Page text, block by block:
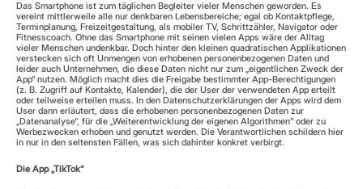
Das Smartphone ist zum täglichen Begleiter vieler Menschen geworden. Es
vereint mittlerweile alle nur denkbaren Lebensbereiche; egal ob Kontaktpflege,
Terminplanung, Freizeitgestaltung, als mobiler TV, Schrittzähler, Navigator oder
Fitnesscoach. Ohne das Smartphone mit seinen vielen Apps wäre der Alltag
vieler Menschen undenkbar. Doch hinter den kleinen quadratischen Applikationen
verstecken sich oft Unmengen von erhobenen personenbezogenen Daten und
leider auch Unternehmen, die diese Daten nicht nur zum „eigentlichen Zweck der
App“ nutzen. Möglich macht dies die Freigabe bestimmter App-Berechtigungen
(z. B. Zugriff auf Kontakte, Kalender), die der User der verwendeten App erteilt
oder teilweise erteilen muss. In den Datenschutzerklärungen der Apps wird dem
User dann erläutert, dass die erhobenen personenbezogenen Daten zur
„Datenanalyse“, für die „Weiterentwicklung der eigenen Algorithmen“ oder zu
Werbezwecken erhoben und genutzt werden. Die Verantwortlichen schildern hier
in nur in den seltensten Fällen, was sich dahinter konkret verbirgt.
Die App „TikTok“